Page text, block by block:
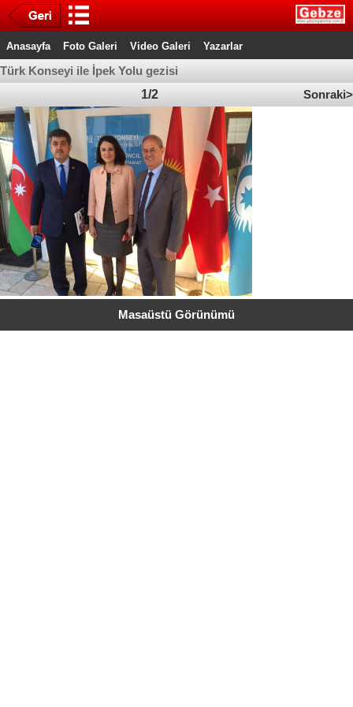
Anasayfa Foto Galeri Video Galeri Yazarlar
Türk Konseyi ile İpek Yolu gezisi
Sonraki>
1/2
Masaüstü Görünümü